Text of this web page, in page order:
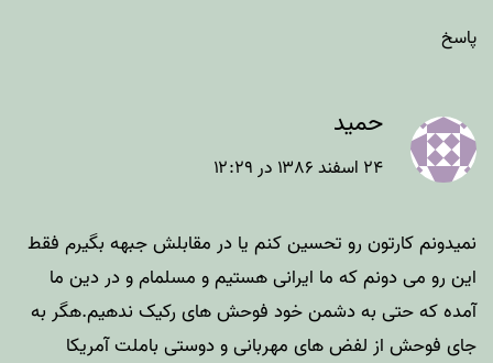
پاسخ
حمید
۲۴ اسفند ۱۳۸۶ در ۱۲:۲۹
نمیدونم کارتون رو تحسین کنم یا در مقابلش جبهه بگیرم فقط
این رو می دونم که ما ایرانی هستیم و مسلمام و در دین ما
آمده که حتی به دشمن خود فوحش های رکیک ندهیم.هگر به
جای فوحش از لفض های مهربانی و دوستی باملت آمریکا